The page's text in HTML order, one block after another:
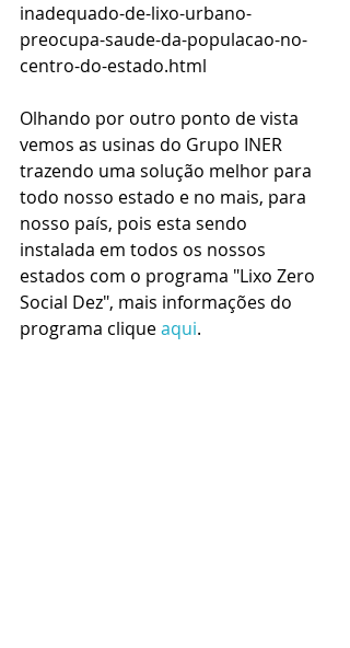
inadequado-de-lixo-urbano-
preocupa-saude-da-populacao-no-
centro-do-estado.html
Olhando por outro ponto de vista
vemos as usinas do Grupo INER
trazendo uma solução melhor para
todo nosso estado e no mais, para
nosso país, pois esta sendo
instalada em todos os nossos
estados com o programa "Lixo Zero
Social Dez", mais informações do
programa clique aqui.